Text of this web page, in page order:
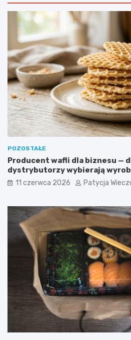
POZOSTAŁE
Producent wafli dla biznesu —
dystrybutorzy wybierają
11 czerwca 2026 Patycja